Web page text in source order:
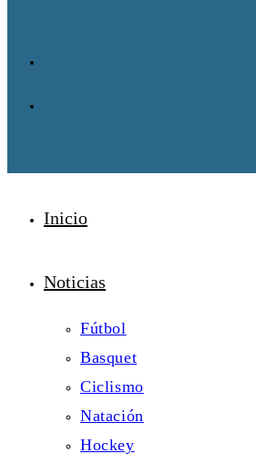
Inicio
Noticias
Fútbol
Basquet
Ciclismo
Natación
Hockey